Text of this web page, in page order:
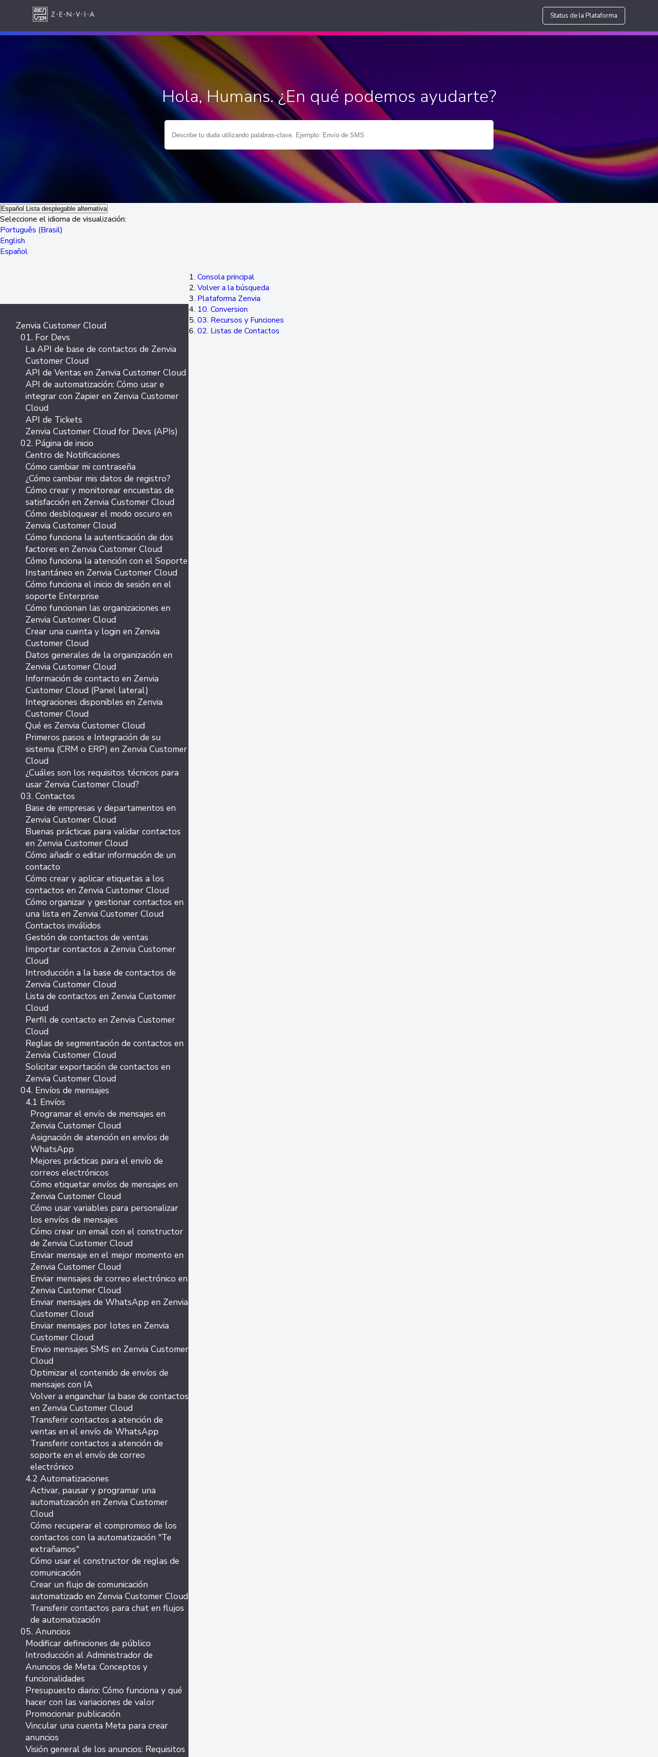
Status de la Plataforma
Hola, Humans. ¿En qué podemos ayudarte?
Español Lista desplegable alternativa
Seleccione el idioma de visualización:
Português (Brasil)
English
Español
Consola principal
Volver a la búsqueda
Plataforma Zenvia
10. Conversion
03. Recursos y Funciones
02. Listas de Contactos
Zenvia Customer Cloud
01. For Devs
La API de base de contactos de Zenvia
Customer Cloud
API de Ventas en Zenvia Customer Cloud
API de automatización: Cómo usar e
integrar con Zapier en Zenvia Customer
Cloud
API de Tickets
Zenvia Customer Cloud for Devs (APIs)
02. Página de inicio
Centro de Notificaciones
Cómo cambiar mi contraseña
¿Cómo cambiar mis datos de registro?
Cómo crear y monitorear encuestas de
satisfacción en Zenvia Customer Cloud
Cómo desbloquear el modo oscuro en
Zenvia Customer Cloud
Cómo funciona la autenticación de dos
factores en Zenvia Customer Cloud
Cómo funciona la atención con el Soporte
Instantáneo en Zenvia Customer Cloud
Cómo funciona el inicio de sesión en el
soporte Enterprise
Cómo funcionan las organizaciones en
Zenvia Customer Cloud
Crear una cuenta y login en Zenvia
Customer Cloud
Datos generales de la organización en
Zenvia Customer Cloud
Información de contacto en Zenvia
Customer Cloud (Panel lateral)
Integraciones disponibles en Zenvia
Customer Cloud
Qué es Zenvia Customer Cloud
Primeros pasos e Integración de su
sistema (CRM o ERP) en Zenvia Customer
Cloud
¿Cuáles son los requisitos técnicos para
usar Zenvia Customer Cloud?
03. Contactos
Base de empresas y departamentos en
Zenvia Customer Cloud
Buenas prácticas para validar contactos
en Zenvia Customer Cloud
Cómo añadir o editar información de un
contacto
Cómo crear y aplicar etiquetas a los
contactos en Zenvia Customer Cloud
Cómo organizar y gestionar contactos en
una lista en Zenvia Customer Cloud
Contactos inválidos
Gestión de contactos de ventas
Importar contactos a Zenvia Customer
Cloud
Introducción a la base de contactos de
Zenvia Customer Cloud
Lista de contactos en Zenvia Customer
Cloud
Perfil de contacto en Zenvia Customer
Cloud
Reglas de segmentación de contactos en
Zenvia Customer Cloud
Solicitar exportación de contactos en
Zenvia Customer Cloud
04. Envíos de mensajes
4.1 Envíos
Programar el envío de mensajes en
Zenvia Customer Cloud
Asignación de atención en envíos de
WhatsApp
Mejores prácticas para el envío de
correos electrónicos
Cómo etiquetar envíos de mensajes en
Zenvia Customer Cloud
Cómo usar variables para personalizar
los envíos de mensajes
Cómo crear un email con el constructor
de Zenvia Customer Cloud
Enviar mensaje en el mejor momento en
Zenvia Customer Cloud
Enviar mensajes de correo electrónico en
Zenvia Customer Cloud
Enviar mensajes de WhatsApp en Zenvia
Customer Cloud
Enviar mensajes por lotes en Zenvia
Customer Cloud
Envio mensajes SMS en Zenvia Customer
Cloud
Optimizar el contenido de envíos de
mensajes con IA
Volver a enganchar la base de contactos
en Zenvia Customer Cloud
Transferir contactos a atención de
ventas en el envío de WhatsApp
Transferir contactos a atención de
soporte en el envío de correo
electrónico
4.2 Automatizaciones
Activar, pausar y programar una
automatización en Zenvia Customer
Cloud
Cómo recuperar el compromiso de los
contactos con la automatización "Te
extrañamos"
Cómo usar el constructor de reglas de
comunicación
Crear un flujo de comunicación
automatizado en Zenvia Customer Cloud
Transferir contactos para chat en flujos
de automatización
05. Anuncios
Modificar definiciones de público
Introducción al Administrador de
Anuncios de Meta: Conceptos y
funcionalidades
Presupuesto diario: Cómo funciona y qué
hacer con las variaciones de valor
Promocionar publicación
Vincular una cuenta Meta para crear
anuncios
Visión general de los anuncios: Requisitos